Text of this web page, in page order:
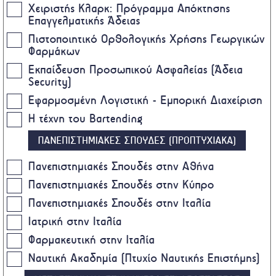
Χειριστής Κλαρκ: Πρόγραμμα Απόκτησης
Επαγγελματικής Άδειας
Πιστοποιητικό Ορθολογικής Χρήσης Γεωργικών
Φαρμάκων
Eκπαίδευση Προσωπικού Ασφαλείας (Άδεια
Security)
Εφαρμοσμένη Λογιστική - Εμπορική Διαχείριση
Η τέχνη του Bartending
ΠΑΝΕΠΙΣΤΗΜΙΑΚΕΣ ΣΠΟΥΔΕΣ (ΠΡΟΠΤΥΧΙΑΚΑ)
Πανεπιστημιακές Σπουδές στην Αθήνα
Πανεπιστημιακές Σπουδές στην Κύπρο
Πανεπιστημιακές Σπουδές στην Ιταλία
Ιατρική στην Ιταλία
Φαρμακευτική στην Ιταλία
Ναυτική Ακαδημία (Πτυχίο Ναυτικής Επιστήμης)